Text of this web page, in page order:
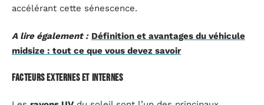
accélérant cette sénescence.
A lire également : Définition et avantages du véhicule
midsize : tout ce que vous devez savoir
Facteurs externes et internes